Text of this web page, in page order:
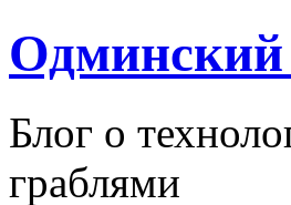
Одминский
Блог о
граблями